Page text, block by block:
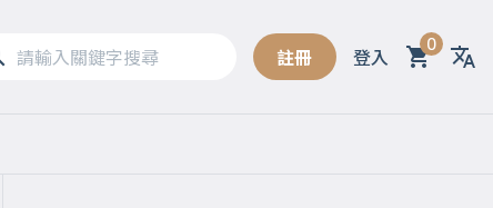
註冊 登入 0